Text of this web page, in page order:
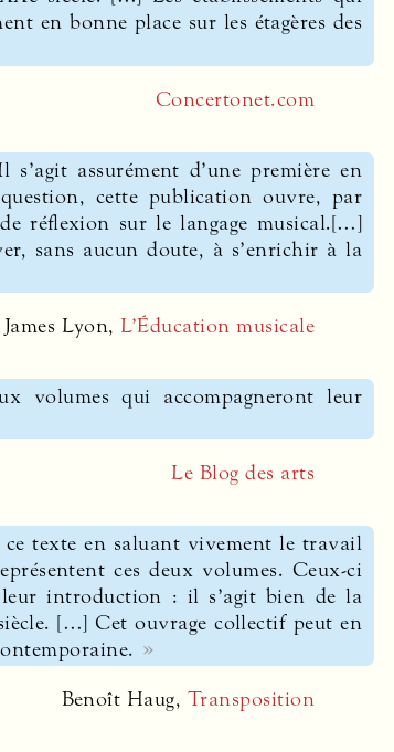
en bonne place sur les étagères des
Concertonet.com
assurément d’une première en
cette publication ouvre, par
réflexion sur le langage musical.[…]
sans aucun doute, à s’enrichir à la
James Lyon, L’Éducation musicale
volumes qui accompagneront leur
Le Blog des arts
ce texte en saluant vivement le travail
ces deux volumes. Ceux-ci
introduction : il s’agit bien de la
[…] Cet ouvrage collectif peut en
Benoît Haug, Transposition